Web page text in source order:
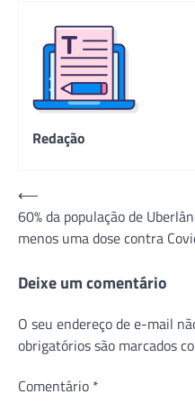
Redação
Navegação
de
Post
⟵
60% da população de
menos uma dose contra
Deixe um comentário
O seu endereço de e-mail
obrigatórios são marcados
Comentário *